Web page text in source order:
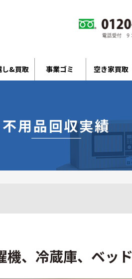
し&買取 事業ゴミ 空き家買取
不用品回収実績
機、冷蔵庫、ベッド